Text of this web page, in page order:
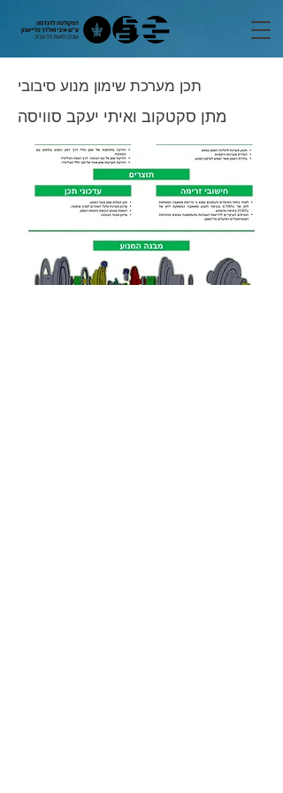
תכן מערכת שימון מנוע סיבובי
מתן סקטקוב ואיתי יעקב סוויסה